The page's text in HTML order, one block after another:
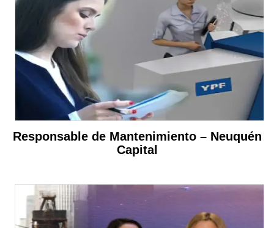
Responsable de Mantenimiento – Neuquén
Capital